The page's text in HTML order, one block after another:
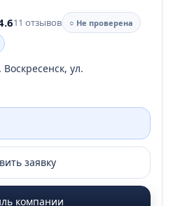
11 отзывов
○ Не проверена
Воскресенск, ул.
заявку
компании